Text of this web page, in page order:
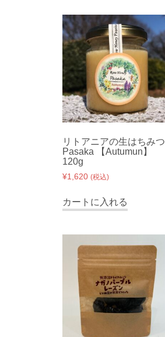
リトアニアの生はちみつ
Pasaka 【Autumun】
120g
¥1,620 (税込)
カートに入れる